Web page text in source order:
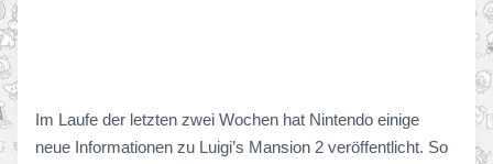
Im Laufe der letzten zwei Wochen hat Nintendo einige
neue Informationen zu Luigi’s Mansion 2 veröffentlicht. So